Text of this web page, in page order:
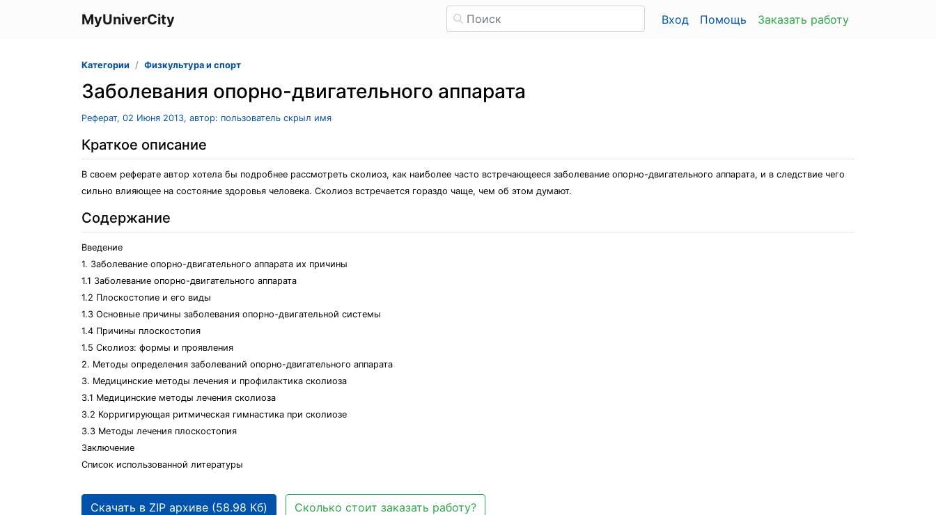
MyUniverCity Вход Помощь Заказать работу
Категории Физкультура и спорт
Заболевания опорно-двигательного аппарата
Реферат, 02 Июня 2013, автор: пользователь скрыл имя
Краткое описание
В своем реферате автор хотела бы подробнее рассмотреть сколиоз, как наиболее часто встречающееся заболевание опорно-двигательного аппарата, и в следствие чего
сильно влияющее на состояние здоровья человека. Сколиоз встречается гораздо чаще, чем об этом думают.
Содержание
Введение
1. Заболевание опорно-двигательного аппарата их причины
1.1 Заболевание опорно-двигательного аппарата
1.2 Плоскостопие и его виды
1.3 Основные причины заболевания опорно-двигательной системы
1.4 Причины плоскостопия
1.5 Сколиоз: формы и проявления
2. Методы определения заболеваний опорно-двигательного аппарата
3. Медицинские методы лечения и профилактика сколиоза
3.1 Медицинские методы лечения сколиоза
3.2 Корригирующая ритмическая гимнастика при сколиозе
3.3 Методы лечения плоскостопия
Заключение
Список использованной литературы
Скачать в ZIP архиве (58.98 Кб) Сколько стоит заказать работу?